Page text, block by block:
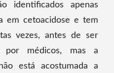
identificados apenas
em cetoacidose e tem
vezes, antes de ser
por médicos, mas a
está acostumada a